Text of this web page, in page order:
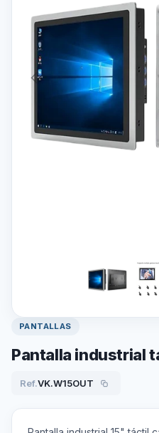
PANTALLAS
Pantalla industrial
Ref.VK.W15OUT